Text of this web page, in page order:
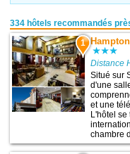
334 hôtels recommandés
1
Distance
Situé sur
d'une
et une
L'hôtel se
chambre